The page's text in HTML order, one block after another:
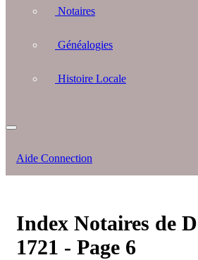
Notaires
Généalogies
Histoire Locale
Aide Connection
Index Notaires de
1721 - Page 6